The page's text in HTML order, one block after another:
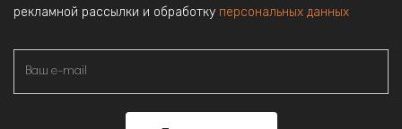
рекламной рассылки и обработку персональных данных